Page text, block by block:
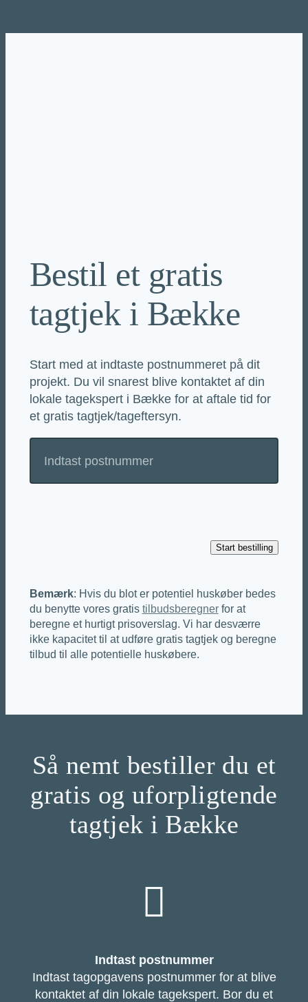
til
Bestil et gratis
tagtjek i Bække
Start med at indtaste postnummeret på dit
projekt. Du vil snarest blive kontaktet af din
lokale tagekspert i Bække for at aftale tid for
et gratis tagtjek/tageftersyn.
Bemærk: Hvis du blot er potentiel huskøber bedes
du benytte vores gratis tilbudsberegnerfor at
beregne et hurtigt prisoverslag. Vi har desværre
ikke kapacitet til at udføre gratis tagtjek og beregne
tilbud til alle potentielle huskøbere.
Så nemt bestiller du et
gratis og uforpligtende
tagtjek i Bække
Indtast postnummer
Indtast tagopgavens postnummer for at blive
kontaktet af din lokale tagekspert. Bor du et